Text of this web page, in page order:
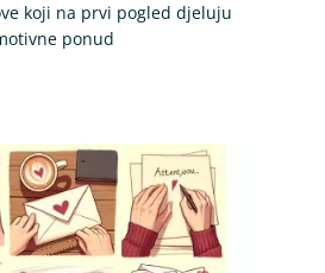
koji na prvi pogled djeluju
ponud